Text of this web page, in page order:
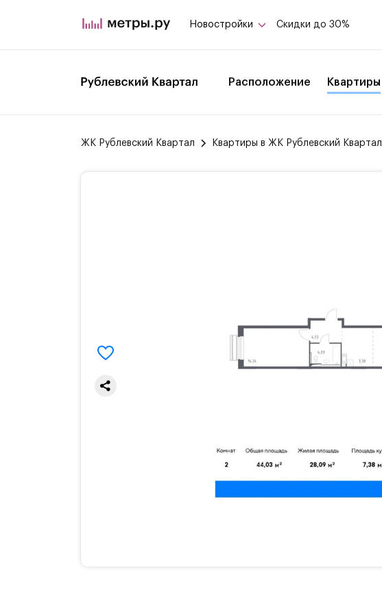
Новостройки Скидки до 30%
Расположение Квартиры
ЖК Рублевский Квартал Квартиры в ЖК Рублевский Квартал